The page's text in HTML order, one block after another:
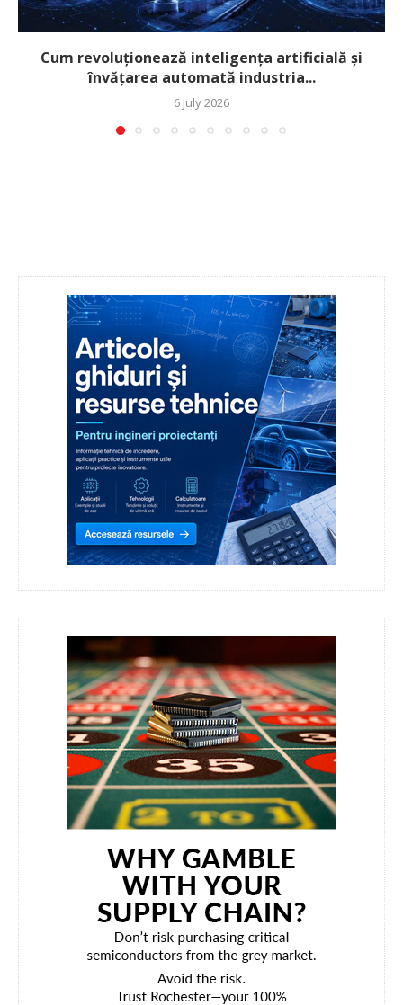
Cum revoluționează inteligența artificială și
învățarea automată industria...
6 July 2026